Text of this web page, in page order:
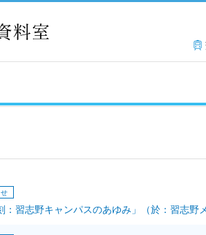
：習志野キャンパスのあゆみ」（於：習志野